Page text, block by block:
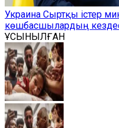
Украина Сыртқы істер
көшбасшылардың
ҰСЫНЫЛҒАН